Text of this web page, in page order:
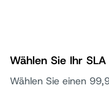
Wählen Sie Ihr SLA
Wählen Sie einen